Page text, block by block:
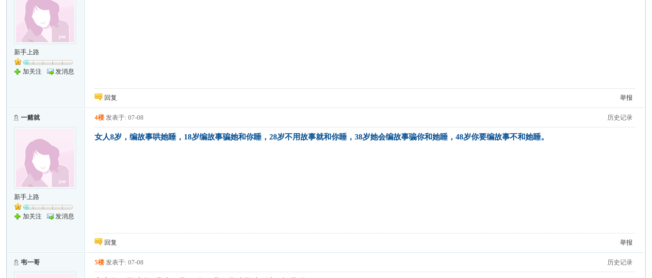
新手上路
加关注 发消息
回复 举报
一赌就
新手上路
加关注 发消息
历史记录
4楼 发表于: 07-08
女人8岁，编故事哄她睡，18岁编故事骗她和你睡，28岁不用故事就和你睡，38岁她会编故事骗你和她睡，48岁你要编故事不和她睡。
回复 举报
韦一哥 历史记录
5楼 发表于: 07-08